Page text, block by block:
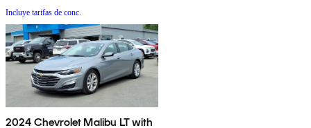
Incluye tarifas de conc.
2024 Chevrolet Malibu LT with